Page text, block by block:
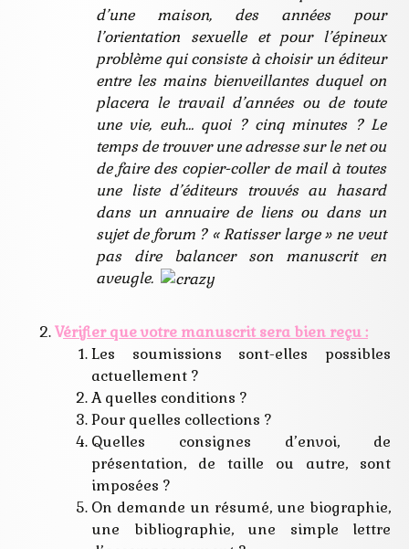
d’une maison, des années pour
l’orientation sexuelle et pour l’épineux
problème qui consiste à choisir un éditeur
entre les mains bienveillantes duquel on
placera le travail d’années ou de toute
une vie, euh… quoi ? cinq minutes ? Le
temps de trouver une adresse sur le net ou
de faire des copier-coller de mail à toutes
une liste d’éditeurs trouvés au hasard
dans un annuaire de liens ou dans un
sujet de forum ? « Ratisser large » ne veut
pas dire balancer son manuscrit en
aveugle.
Vérifier que votre manuscrit sera bien reçu :
Les soumissions sont-elles possibles
actuellement ?
A quelles conditions ?
Pour quelles collections ?
Quelles consignes d’envoi, de
présentation, de taille ou autre, sont
imposées ?
On demande un résumé, une biographie,
une bibliographie, une simple lettre